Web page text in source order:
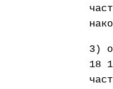
3)
18